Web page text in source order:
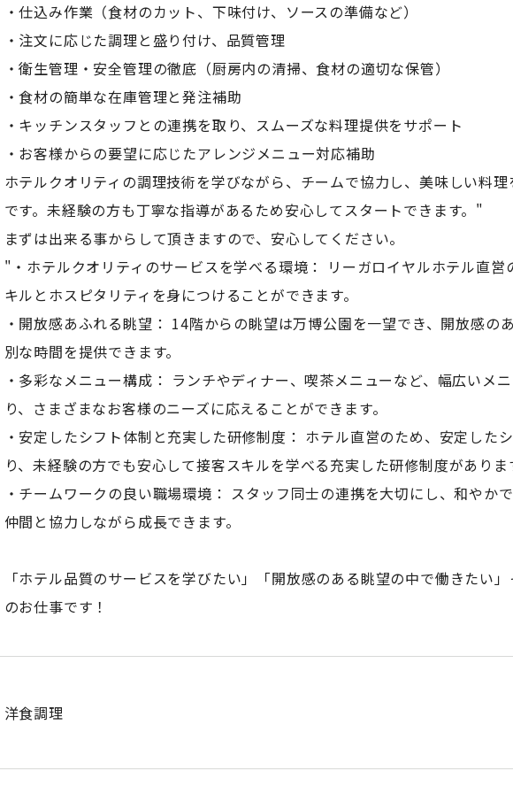
・仕込み作業（食材のカット、下味付け、ソースの準備など）
・注文に応じた調理と盛り付け、品質管理
・衛生管理・安全管理の徹底（厨房内の清掃、食材の適切な保管）
・食材の簡単な在庫管理と発注補助
・キッチンスタッフとの連携を取り、スムーズな料理提供をサポート
・お客様からの要望に応じたアレンジメニュー対応補助
ホテルクオリティの調理技術を学びながら、チームで協力し、美味しい料
です。未経験の方も丁寧な指導があるため安心してスタートできます。"
まずは出来る事からして頂きますので、安心してください。
"・ホテルクオリティのサービスを学べる環境： リーガロイヤルホテル直営
キルとホスピタリティを身につけることができます。
・開放感あふれる眺望： 14階からの眺望は万博公園を一望でき、開放感の
別な時間を提供できます。
・多彩なメニュー構成： ランチやディナー、喫茶メニューなど、幅広いメ
り、さまざまなお客様のニーズに応えることができます。
・安定したシフト体制と充実した研修制度： ホテル直営のため、安定した
り、未経験の方でも安心して接客スキルを学べる充実した研修制度がありま
・チームワークの良い職場環境： スタッフ同士の連携を大切にし、和やか
仲間と協力しながら成長できます。
「ホテル品質のサービスを学びたい」「開放感のある眺望の中で働きたい
のお仕事です！
洋食調理